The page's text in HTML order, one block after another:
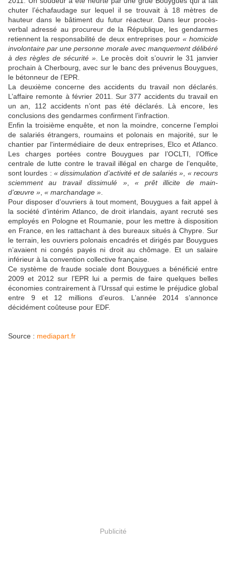
chuter l’échafaudage sur lequel il se trouvait à 18 mètres de
hauteur dans le bâtiment du futur réacteur. Dans leur procès-
verbal adressé au procureur de la République, les gendarmes
retiennent la responsabilité de deux entreprises pour « homicide
involontaire par une personne morale avec manquement délibéré
à des règles de sécurité ». Le procès doit s’ouvrir le 31 janvier
prochain à Cherbourg, avec sur le banc des prévenus Bouygues,
le bétonneur de l’EPR.
La deuxième concerne des accidents du travail non déclarés.
L’affaire remonte à février 2011. Sur 377 accidents du travail en
un an, 112 accidents n’ont pas été déclarés. Là encore, les
conclusions des gendarmes confirment l’infraction.
Enfin la troisième enquête, et non la moindre, concerne l’emploi
de salariés étrangers, roumains et polonais en majorité, sur le
chantier par l'intermédiaire de deux entreprises, Elco et Atlanco.
Les charges portées contre Bouygues par l’OCLTI, l’Office
centrale de lutte contre le travail illégal en charge de l’enquête,
sont lourdes :« dissimulation d’activité et de salariés », « recours
sciemment au travail dissimulé »,« prêt illicite de main-
d’œuvre », « marchandage ».
Pour disposer d’ouvriers à tout moment, Bouygues a fait appel à
la société d’intérim Atlanco, de droit irlandais, ayant recruté ses
employés en Pologne et Roumanie, pour les mettre à disposition
en France, en les rattachant à des bureaux situés à Chypre. Sur
le terrain, les ouvriers polonais encadrés et dirigés par Bouygues
n’avaient ni congés payés ni droit au chômage. Et un salaire
inférieur à la convention collective française.
Ce système de fraude sociale dont Bouygues a bénéficié entre
2009 et 2012 sur l’EPR lui a permis de faire quelques belles
économies contrairement à l’Urssaf qui estime le préjudice global
entre 9 et 12 millions d’euros. L’année 2014 s’annonce
décidément coûteuse pour EDF.
Source : mediapart.fr
Publicité